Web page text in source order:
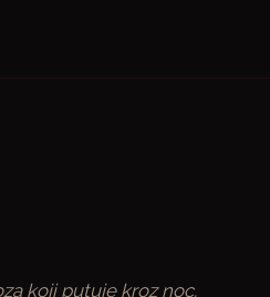
koji putuje kroz noc.